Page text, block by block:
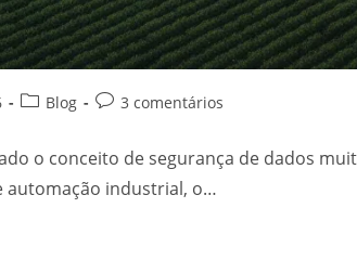
Blog 3 comentários
o conceito de segurança de dados
automação industrial, o…